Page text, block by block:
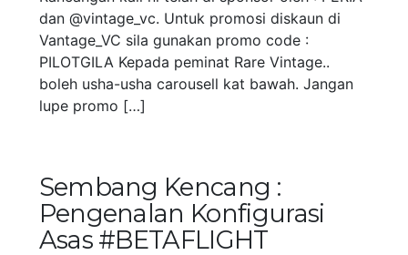
dan @vintage_vc. Untuk promosi diskaun di
Vantage_VC sila gunakan promo code :
PILOTGILA Kepada peminat Rare Vintage..
boleh usha-usha carousell kat bawah. Jangan
lupe promo […]
Sembang Kencang :
Pengenalan Konfigurasi
Asas #BETAFLIGHT